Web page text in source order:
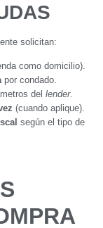
solicitan:
como domicilio).
por condado.
dellender.
(cuando aplique).
según el tipo de